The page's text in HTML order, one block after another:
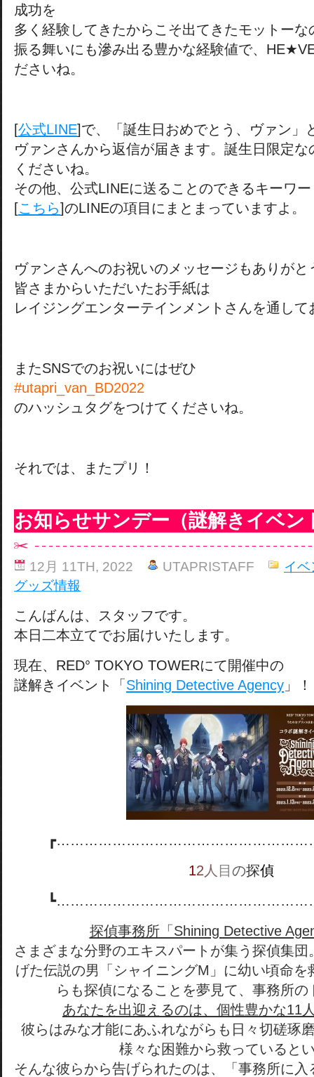
成功を
多く経験してきたからこそ出てきたモットーな
振る舞いにも滲み出る豊かな経験値で、
ださいね。
[公式LINE]で、「誕生日おめでとう、ヴァン」
ヴァンさんから返信が届きます。誕生日限定
くださいね。
その他、公式LINEに送ることのできるキーワ
[こちら]のLINEの項目にまとまっていますよ。
ヴァンさんへのお祝いのメッセージもありがと
皆さまからいただいたお手紙は
レイジングエンターテインメントさんを通して
またSNSでのお祝いにはぜひ
#utapri_van_BD2022
のハッシュタグをつけてくださいね。
それでは、またプリ！
お知らせサンデー（謎解きイベン
12月 11TH, 2022 UTAPRISTAFF
イベ
グッズ情報
こんばんは、スタッフです。
本日二本立てでお届けいたします。
現在、RED° TOKYO TOWERにて開催中の
謎解きイベント「 Shining Detective Agency 」！
12 人 目 の探偵
探偵事務所「Shining Detective
さまざまな分野のエキスパートが集う探偵集
げた伝説の男「シャイニングM」に幼い頃命を
らも探偵になることを夢見て、事務所の
あなたを出迎えるのは、個性豊かな11
彼らはみな才能にあふれながらも日々切磋琢
様々な困難から救っていると
そんな彼らから告げられたのは、「事務所に